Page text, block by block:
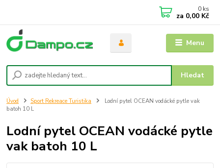
Menu
Hledat
0 ks
za 0,00 Kč
Úvod Sport Rekreace Turistika
Lodní pytel OCEAN vodácké pytle vak
batoh 10 L
Lodní pytel OCEAN vodácké pytle
vak batoh 10 L